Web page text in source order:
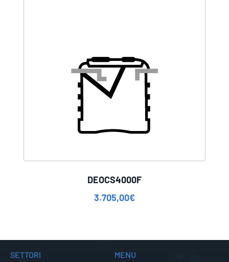
DEOCS4000F
3.705,00€
SETTORI MENU